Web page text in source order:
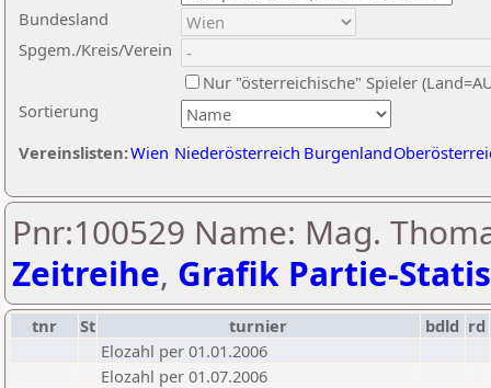
Sortierung
Bundesland
Spgem./Kreis/Verein
Nur "österreichische" Spieler
Vereinslisten:Wien Niederösterreich Burgenland
Pnr:100529 Name: Mag.
Zeitreihe, Grafik Partie-
tnr St turnier bdld rd
Elozahl per 01.01.2006
Elozahl per 01.07.2006